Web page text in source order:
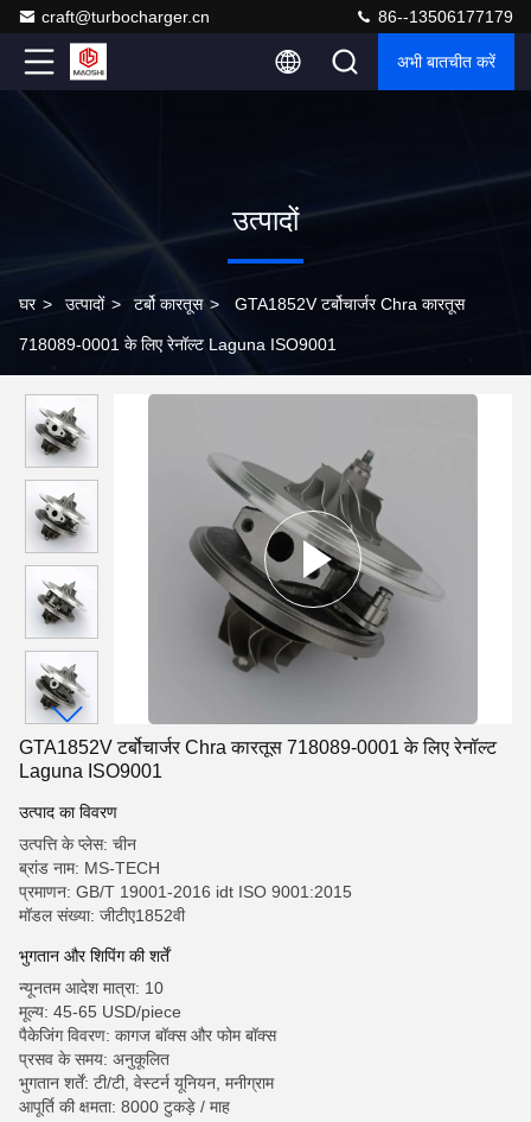
craft@turbocharger.cn 86--13506177179
अभी बातचीत करें
उत्पादों
घर > उत्पादों > टर्बो कारतूस > GTA1852V टर्बोचार्जर Chra कारतूस
718089-0001 के लिए रेनॉल्ट Laguna ISO9001
GTA1852V टर्बोचार्जर Chra कारतूस 718089-0001 के लिए रेनॉल्ट
Laguna ISO9001
उत्पाद का विवरण
उत्पत्ति के प्लेस: चीन
ब्रांड नाम: MS-TECH
प्रमाणन: GB/T 19001-2016 idt ISO 9001:2015
मॉडल संख्या: जीटीए1852वी
भुगतान और शिपिंग की शर्तें
न्यूनतम आदेश मात्रा: 10
मूल्य: 45-65 USD/piece
पैकेजिंग विवरण: कागज बॉक्स और फोम बॉक्स
प्रसव के समय: अनुकूलित
भुगतान शर्तें: टी/टी, वेस्टर्न यूनियन, मनीग्राम
आपूर्ति की क्षमता: 8000 टुकड़े / माह